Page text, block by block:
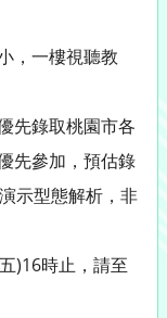
，一樓視聽教
先錄取桃園市各
先參加，預估錄
示型態解析，非
)16時止，請至